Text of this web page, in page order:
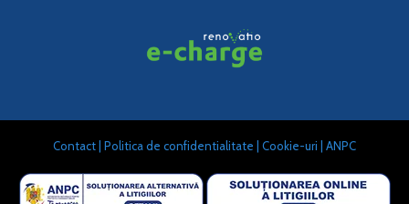
Contact Politica de confidentialitate Cookie-uri ANPC